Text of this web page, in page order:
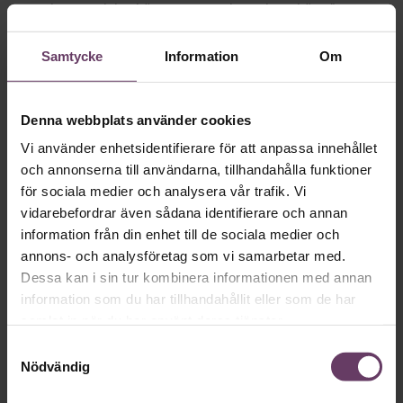
Samtycke Information Om
Denna webbplats använder cookies
Vi använder enhetsidentifierare för att anpassa innehållet
och annonserna till användarna, tillhandahålla funktioner
för sociala medier och analysera vår trafik. Vi
vidarebefordrar även sådana identifierare och annan
information från din enhet till de sociala medier och
annons- och analysföretag som vi samarbetar med.
Dessa kan i sin tur kombinera informationen med annan
information som du har tillhandahållit eller som de har
Nödvändig
samarbeta med den här typen av verktyg, desto bätte."
Chefboken· Beteendevetenskap
”Nudge”, Richard Thaler och Cass
förändringslitteratur. Den lär dig allt om nudging och hur